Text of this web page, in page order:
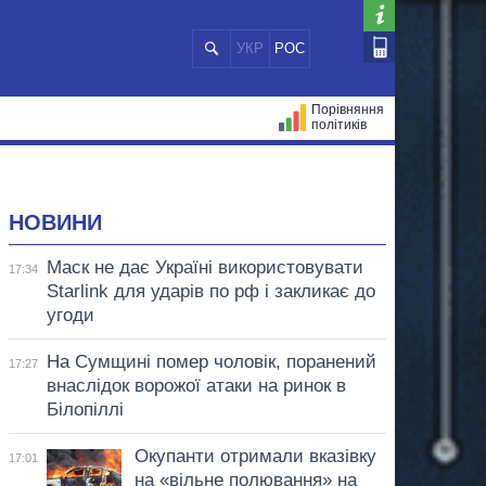
УКР РОС
Порівняння
політиків
НОВИНИ
17:34
Маск не дає Україні використовувати
Starlink для ударів по рф і закликає до
угоди
17:27
На Сумщині помер чоловік, поранений
внаслідок ворожої атаки на ринок в
Білопіллі
17:01
Окупанти отримали вказівку
на «вільне полювання» на